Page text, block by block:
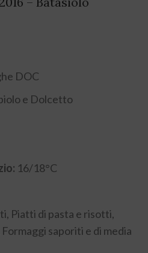
DOC
e Dolcetto
16/18°C
Piatti di pasta e risotti,
saporiti e di media